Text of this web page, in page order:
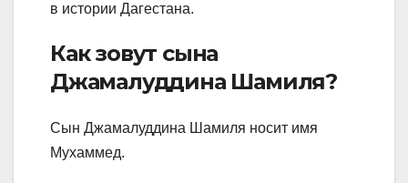
в истории Дагестана.
Как зовут сына
Джамалуддина Шамиля?
Сын Джамалуддина Шамиля носит имя
Мухаммед.